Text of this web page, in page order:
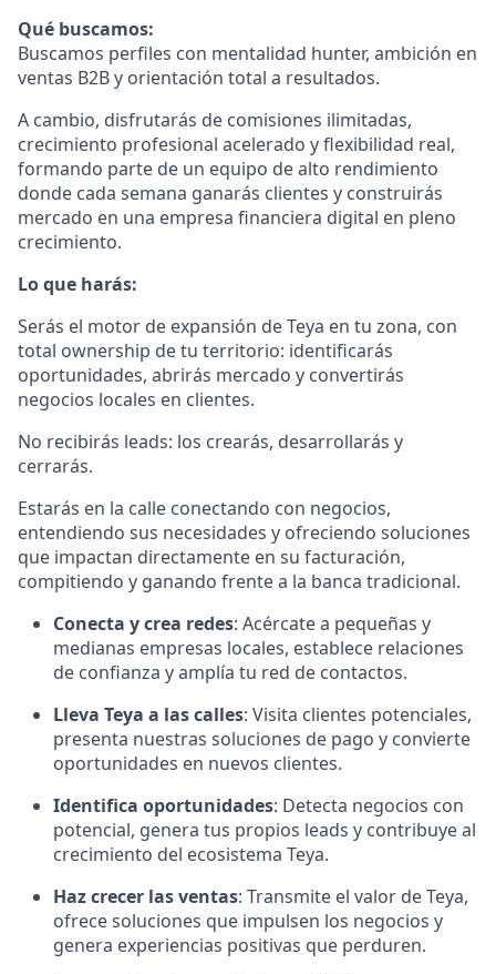
Qué buscamos:
Buscamos perfiles con mentalidad hunter, ambición en
ventas B2B y orientación total a resultados.
A cambio, disfrutarás de comisiones ilimitadas,
crecimiento profesional acelerado y flexibilidad real,
formando parte de un equipo de alto rendimiento
donde cada semana ganarás clientes y construirás
mercado en una empresa financiera digital en pleno
crecimiento.
Lo que harás:
Serás el motor de expansión de Teya en tu zona, con
total ownership de tu territorio: identificarás
oportunidades, abrirás mercado y convertirás
negocios locales en clientes.
No recibirás leads: los crearás, desarrollarás y
cerrarás.
Estarás en la calle conectando con negocios,
entendiendo sus necesidades y ofreciendo soluciones
que impactan directamente en su facturación,
compitiendo y ganando frente a la banca tradicional.
Conecta y crea redes: Acércate a pequeñas y
medianas empresas locales, establece relaciones
de confianza y amplía tu red de contactos.
Lleva Teya a las calles: Visita clientes potenciales,
presenta nuestras soluciones de pago y convierte
oportunidades en nuevos clientes.
Identifica oportunidades: Detecta negocios con
potencial, genera tus propios leads y contribuye al
crecimiento del ecosistema Teya.
Haz crecer las ventas: Transmite el valor de Teya,
ofrece soluciones que impulsen los negocios y
genera experiencias positivas que perduren.